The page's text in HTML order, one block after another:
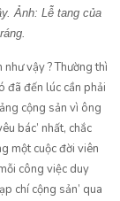
Ảnh: Lễ tang của
vậy ? Thường thì
đã đến lúc cần phải
cộng sản vì ông
bác’ nhất, chắc
một cuộc đời viên
công việc duy
chí cộng sản’ qua